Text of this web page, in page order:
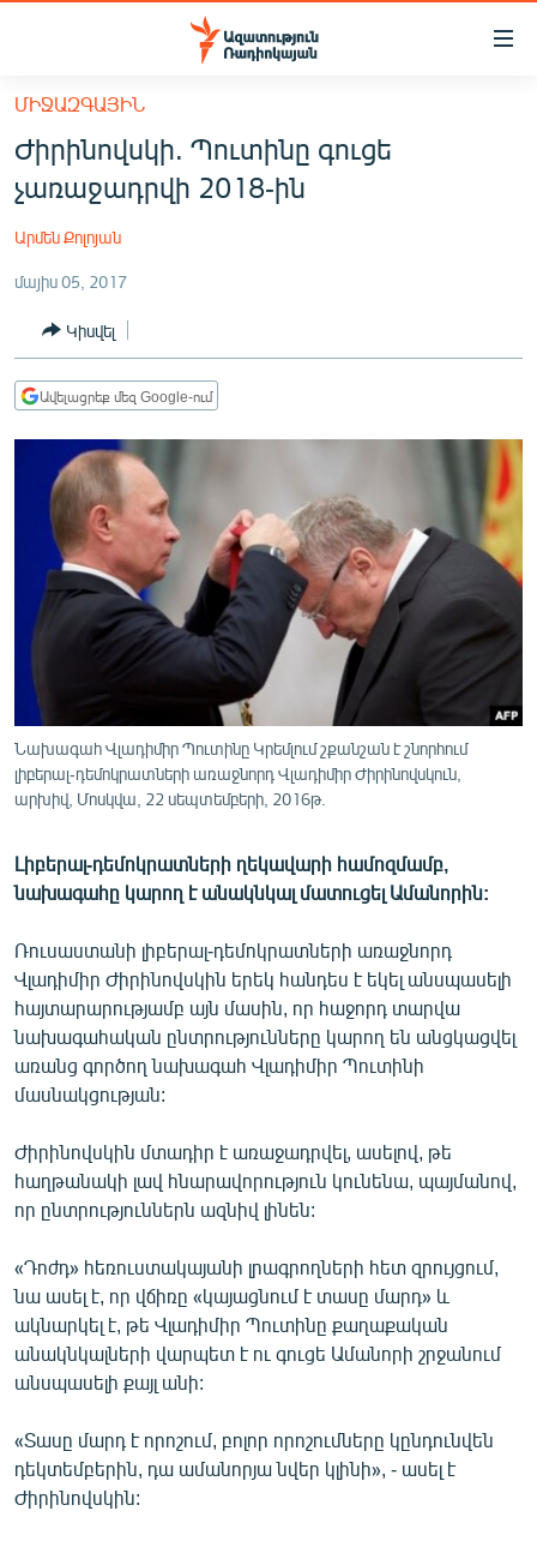
Մատչելիության
հիմնական
բովանդակությանը
հիմնական
մենյուին
ՀԱՅԱՍՏԱՆ
ՔԱՂԱՔԱԿԱՆ
ԸՆՏՐՈՒԹՅՈՒՆՆԵՐ 2026
ԻՐԱՎՈՒՆՔ
ՀԱՍԱՐԱԿՈՒԹՅՈՒՆ
ՏՆՏԵՍՈՒԹՅՈՒՆ
ՊԱՏԵՐԱԶՄԻ 6 ՇԱԲԱԹՆԵՐԸ
ՏԱՐԱԾԱՇՐՋԱՆ
ՄԻՋԱԶԳԱՅԻՆ
ՄՇԱԿՈՒՅԹ
ՍՊՈՐՏ
ՄԵԿՆԱԲԱՆՈՒԹՅՈՒՆ
ՏՏ ԵՒ ԻՆՏԵՐՆԵՏ
ԿՈՐՈՆԱՎԻՐՈՒՍ
ԱՐԽԻՎ
ՏԵՍԱՆՅՈՒԹԵՐ
ԲԱՆԱՎԵՃ
ՁԳՏԵԼՈՎ ԼԱՎԱԳՈՒՅՆԻՆ
ՓՈԴՔԱՍԹ
Հայերեն
English
Русский
ՀԵՏԵՎԵՔ ՄԵԶ
«Ազատության» բոլոր կայքերը
ՄԻՋԱԶԳԱՅԻՆ
Ժիրինովսկի. Պուտինը գուցե
չառաջադրվի 2018-ին
Արմեն Քոլոյան
մայիս 05, 2017
Կիսվել
Ավելացրեք մեզ Google-ում
Նախագահ Վլադիմիր Պուտինը Կրեմլում շքանշան է շնորհում
լիբերալ-դեմոկրատների առաջնորդ Վլադիմիր Ժիրինովսկուն,
արխիվ, Մոսկվա, 22 սեպտեմբերի, 2016թ.
Լիբերալ-դեմոկրատների ղեկավարի համոզմամբ,
նախագահը կարող է անակնկալ մատուցել Ամանորին:
Ռուսաստանի լիբերալ-դեմոկրատների առաջնորդ
Վլադիմիր Ժիրինովսկին երեկ հանդես է եկել անսպասելի
հայտարարությամբ այն մասին, որ հաջորդ տարվա
նախագահական ընտրությունները կարող են անցկացվել
առանց գործող նախագահ Վլադիմիր Պուտինի
մասնակցության:
Ժիրինովսկին մտադիր է առաջադրվել, ասելով, թե
հաղթանակի լավ հնարավորություն կունենա, պայմանով,
որ ընտրություններն ազնիվ լինեն:
«Դոժդ» հեռուստակայանի լրագրողների հետ զրույցում,
նա ասել է, որ վճիռը «կայացնում է տասը մարդ» և
ակնարկել է, թե Վլադիմիր Պուտինը քաղաքական
անակնկալների վարպետ է ու գուցե Ամանորի շրջանում
անսպասելի քայլ անի:
«Տասը մարդ է որոշում, բոլոր որոշումները կընդունվեն
դեկտեմբերին, դա ամանորյա նվեր կլինի», - ասել է
Ժիրինովսկին: